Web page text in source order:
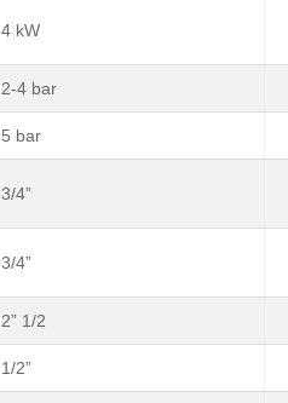
4 kW
2-4 bar
5 bar
3/4”
3/4”
2” 1/2
1/2”